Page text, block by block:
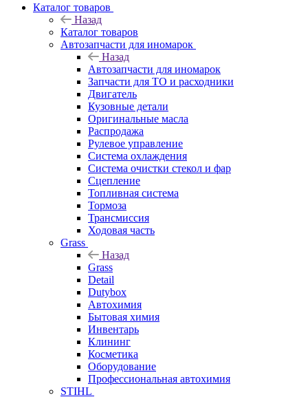
Каталог товаров
Назад
Каталог товаров
Автозапчасти для иномарок
Назад
Автозапчасти для иномарок
Запчасти для ТО и расходники
Двигатель
Кузовные детали
Оригинальные масла
Распродажа
Рулевое управление
Система охлаждения
Система очистки стекол и фар
Сцепление
Топливная система
Тормоза
Трансмиссия
Ходовая часть
Grass
Назад
Grass
Detail
Dutybox
Автохимия
Бытовая химия
Инвентарь
Клининг
Косметика
Оборудование
Профессиональная автохимия
STIHL